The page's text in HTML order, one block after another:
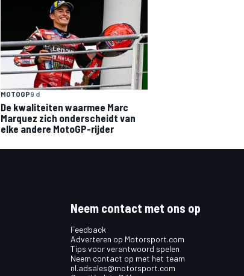
MOTOGP9 d
De kwaliteiten waarmee Marc
Marquez zich onderscheidt van
elke andere MotoGP-rijder
Neem contact met ons op
Feedback
Adverteren op Motorsport.com
Tips voor verantwoord spelen
Neem contact op met het team
nl.adsales@motorsport.com